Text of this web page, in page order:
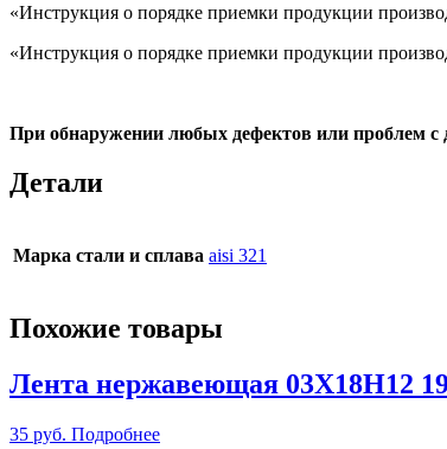
«Инструкция о порядке приемки продукции
«Инструкция о порядке приемки продукции
При обнаружении любых дефектов или проблем с
Детали
Марка стали и сплава aisi 321
Похожие товары
Лента нержавеющая 03Х18Н12
35 руб. Подробнее